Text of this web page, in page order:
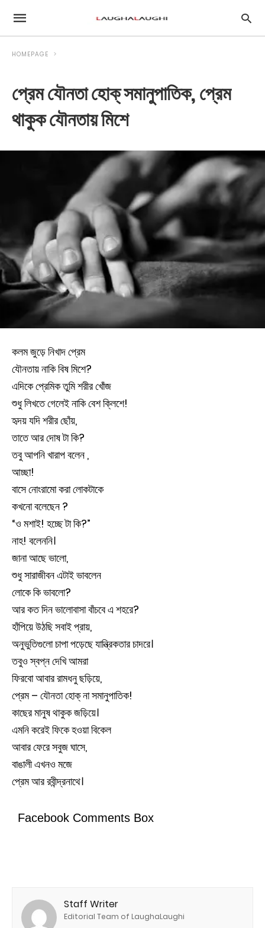
HOMEPAGE
প্রেম যৌনতা হোক্ সমানুপাতিক, প্রেম
থাকুক যৌনতায় মিশে
কলম জুড়ে নিখাদ প্রেম
যৌনতায় নাকি বিষ মিশে?
এদিকে প্রেমিক তুমি শরীর খোঁজ
শুধু লিখতে গেলেই নাকি বেশ ক্লিশে!
হৃদয় যদি শরীর ছোঁয়,
তাতে আর দোষ টা কি?
তবু আপনি খারাপ বলেন ,
আচ্ছা!
বাসে নোংরামো করা লোকটাকে
কখনো বলেছেন ?
“ও মশাই! হচ্ছে টা কি?”
নাহ! বলেননি।
জানা আছে ভালো,
শুধু সারাজীবন এটাই ভাবলেন
লোকে কি ভাবলো?
আর কত দিন ভালোবাসা বাঁচবে এ শহরে?
হাঁপিয়ে উঠছি সবাই প্রায়,
অনুভুতিগুলো চাপা পড়েছে যান্ত্রিকতার চাদরে।
তবুও স্বপ্ন দেখি আমরা
ফিরবো আবার রামধনু ছড়িয়ে,
প্রেম – যৌনতা হোক্ না সমানুপাতিক!
কাছের মানুষ থাকুক জড়িয়ে।
এমনি করেই ফিকে হওয়া বিকেল
আবার ফেরে সবুজ ঘাসে,
বাঙালী এখনও মজে
প্রেম আর রবীন্দ্রনাথে।
Facebook Comments Box
Staff Writer
Editorial Team of LaughaLaughi